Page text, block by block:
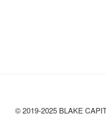
© 2019-2025 BLAKE